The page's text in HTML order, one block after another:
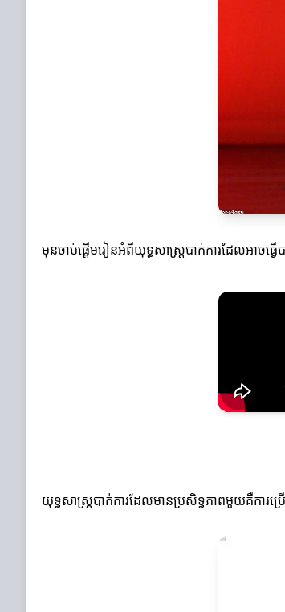
មុនចាប់ផ្តើមរៀនអំពីយុទ្ធសាស្ត្របាក់ការដែលអាច
យុទ្ធសាស្ត្របាក់ការដែលមានប្រសិទ្ធភាពមួយគឺការ